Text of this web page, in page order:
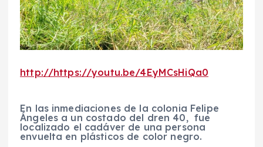
http://https://youtu.be/4EyMCsHiQa0
En las inmediaciones de la colonia Felipe
Ángeles a un costado del dren 40, fue
localizado el cadáver de una persona
envuelta en plásticos de color negro.